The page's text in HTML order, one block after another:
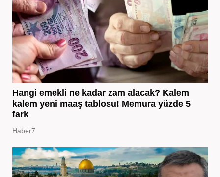
Hangi emekli ne kadar zam alacak? Kalem
kalem yeni maaş tablosu! Memura yüzde 5
fark
Haber7